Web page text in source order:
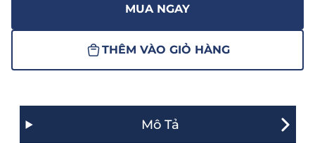
MUA NGAY
THÊM VÀO GIỎ HÀNG
Mô Tả